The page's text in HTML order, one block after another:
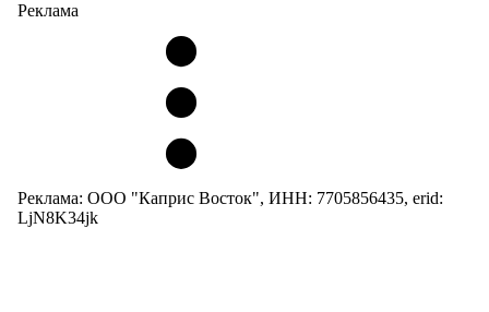
Реклама
Реклама: ООО "Каприс Восток", ИНН: 7705856435, erid:
LjN8K34jk